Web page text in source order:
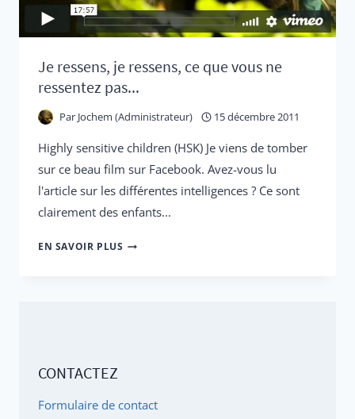
ADHD,
HSP
Je ressens, je ressens, ce que vous ne
ressentez pas...
Par Jochem (Administrateur) 15 décembre 2011
Highly sensitive children (HSK) Je viens de tomber
sur ce beau film sur Facebook. Avez-vous lu
l'article sur les différentes intelligences ? Ce sont
clairement des enfants...
EN SAVOIR PLUS JE
CONTACTEZ
Formulaire de contact